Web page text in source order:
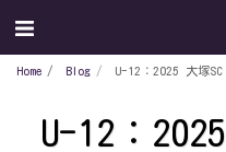
Home Blog U-12：2025 大塚
U-12：